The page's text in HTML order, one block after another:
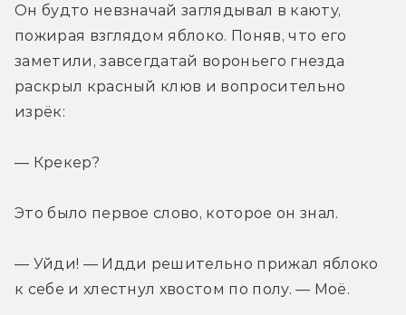
Он будто невзначай заглядывал в каюту,
пожирая взглядом яблоко. Поняв, что его
заметили, завсегдатай вороньего гнезда
раскрыл красный клюв и вопросительно
изрёк:
— Крекер?
Это было первое слово, которое он знал.
— Уйди! — Идди решительно прижал яблоко
к себе и хлестнул хвостом по полу. — Моё.